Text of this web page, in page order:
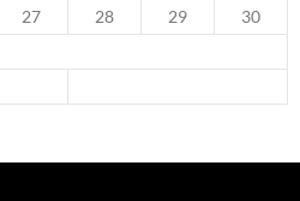
27 28 29
30